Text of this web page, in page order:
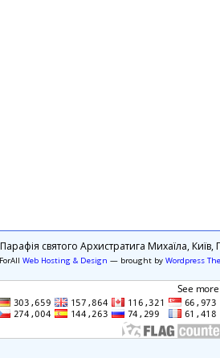
святого Архистратига Михаїла, Київ,
Web Hosting & Design — brought by Wordpress